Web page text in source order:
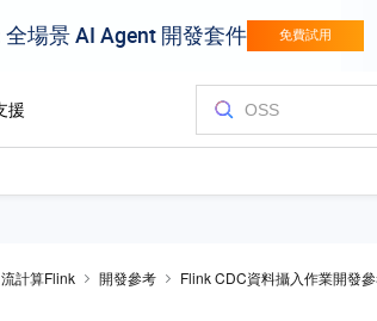
流計算Flink 開發參考 Flink CDC資料攝入作業開發